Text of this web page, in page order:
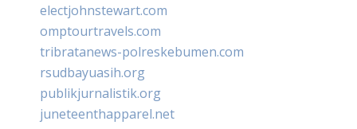
electjohnstewart.com
omptourtravels.com
tribratanews-polreskebumen.com
rsudbayuasih.org
publikjurnalistik.org
juneteenthapparel.net